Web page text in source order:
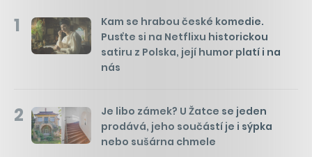
1
Kam se hrabou české komedie.
Pusťte si na Netflixu historickou
satiru z Polska, její humor platí i na
nás
2
Je libo zámek? U Žatce se jeden
prodává, jeho součástí je i sýpka
nebo sušárna chmele